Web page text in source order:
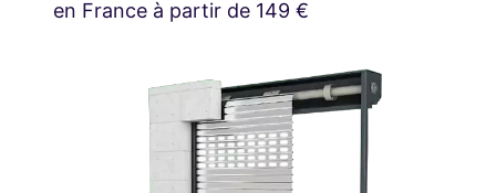
en France à partir de 149 €